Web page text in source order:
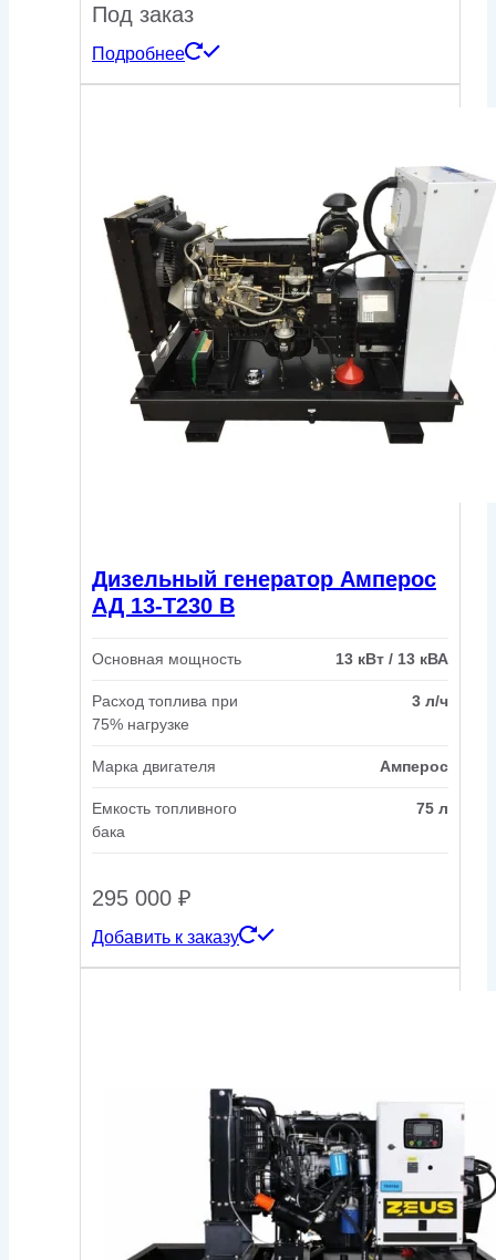
Под заказ
Подробнее
Дизельный генератор Амперос
АД 13-Т230 B
Основная мощность 13 кВт / 13 кВА
Расход топлива при
75% нагрузке
3 л/ч
Марка двигателя Амперос
Емкость топливного
бака
75 л
295 000 ₽
Добавить к заказу